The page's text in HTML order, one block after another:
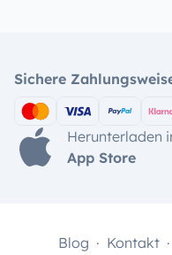
Sichere
Herunterladen
App Store
Blog Kontakt